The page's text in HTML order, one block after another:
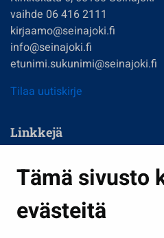
Tämä sivusto
evästeitä
vaihde 06 416 2111
kirjaamo@seinajoki.fi
info@seinajoki.fi
etunimi.sukunimi@seinajoki.fi
Tilaa uutiskirje
Linkkejä
Kasvatus ja opetus
Kulttuuri ja liikunta